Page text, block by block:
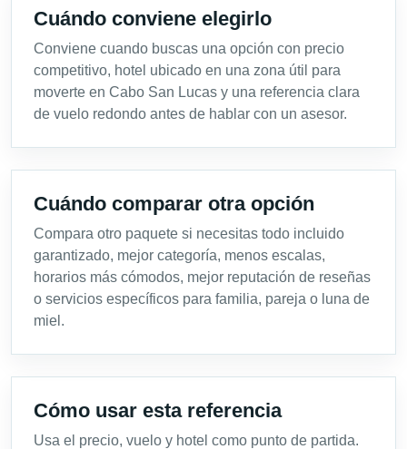
Cuándo conviene elegirlo
Conviene cuando buscas una opción con precio
competitivo, hotel ubicado en una zona útil para
moverte en Cabo San Lucas y una referencia clara
de vuelo redondo antes de hablar con un asesor.
Cuándo comparar otra opción
Compara otro paquete si necesitas todo incluido
garantizado, mejor categoría, menos escalas,
horarios más cómodos, mejor reputación de reseñas
o servicios específicos para familia, pareja o luna de
miel.
Cómo usar esta referencia
Usa el precio, vuelo y hotel como punto de partida.